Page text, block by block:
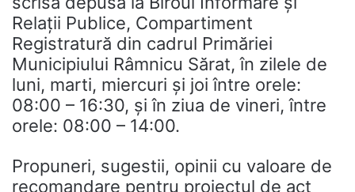
Relaţii Publice, Compartiment
Registratură din cadrul Primăriei
Municipiului Râmnicu Sărat, în zilele de
luni, marti, miercuri și joi între orele:
08:00 – 16:30, și în ziua de vineri, între
orele: 08:00 – 14:00.
Propuneri, sugestii, opinii cu valoare de
recomandare pentru proiectul de act